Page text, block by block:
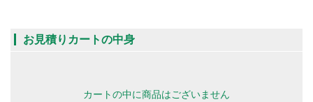
お見積りカートの中身
カートの中に商品はございません